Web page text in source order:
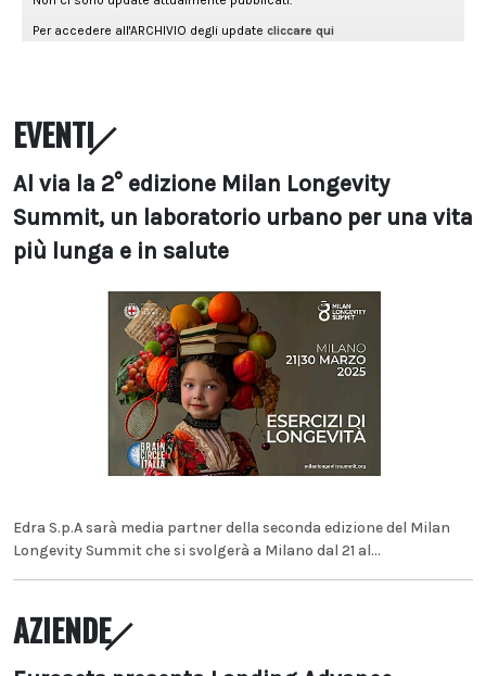
EVENTI
Al via la 2° edizione Milan Longevity
Summit, un laboratorio urbano per una vita
più lunga e in salute
Edra S.p.A sarà media partner della seconda edizione del Milan
Longevity Summit che si svolgerà a Milano dal 21 al...
AZIENDE